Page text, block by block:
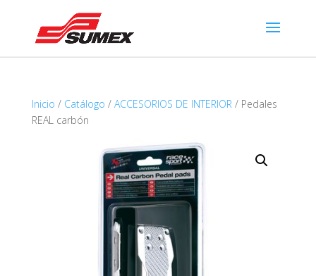
Inicio / Catálogo / ACCESORIOS DE INTERIOR/ Pedales
REAL carbón